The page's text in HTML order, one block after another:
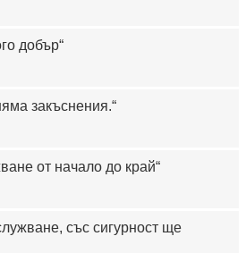
добър
закъснения.
от начало до край
със сигурност ще